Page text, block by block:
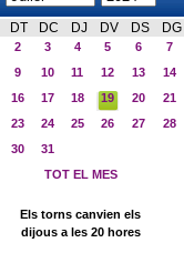
DT DC DJ DV DS DG
2 3 4 5 6
7
9 10 11 12 13
14
16 17 18 19 20
21
23 24 25 26 27
28
30
31
TOT EL MES
Els torns canvien els
dijous a les 20 hores